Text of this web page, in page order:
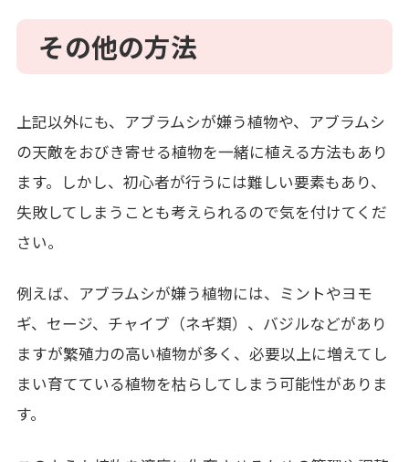
その他の方法
上記以外にも、アブラムシが嫌う植物や、アブラムシ
の天敵をおびき寄せる植物を一緒に植える方法もあり
ます。しかし、初心者が行うには難しい要素もあり、
失敗してしまうことも考えられるので気を付けてくだ
さい。
例えば、アブラムシが嫌う植物には、ミントやヨモ
ギ、セージ、チャイブ（ネギ類）、バジルなどがあり
ますが繁殖力の高い植物が多く、必要以上に増えてし
まい育てている植物を枯らしてしまう可能性がありま
す。